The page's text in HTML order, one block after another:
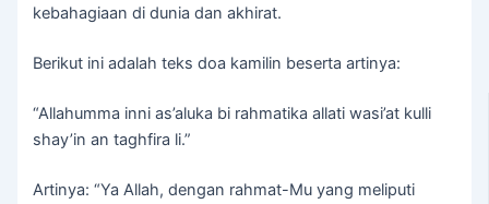
kebahagiaan di dunia dan akhirat.
Berikut ini adalah teks doa kamilin beserta artinya:
“Allahumma inni as’aluka bi rahmatika allati wasi’at kulli
shay’in an taghfira li.”
Artinya: “Ya Allah, dengan rahmat-Mu yang meliputi